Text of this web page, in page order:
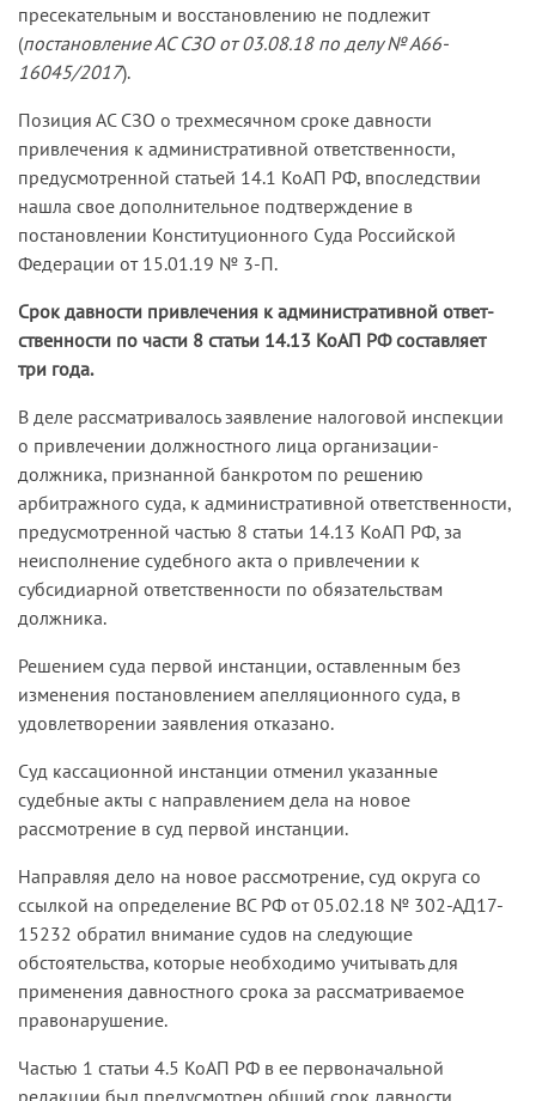
пресекательным и восстановлению не подлежит
(постановление АС СЗО от 03.08.18 по делу № А66-
16045/2017).
Позиция АС СЗО о трехмесячном сроке давности
привлечения к административной ответственности,
предусмотренной статьей 14.1 КоАП РФ, впоследствии
нашла свое дополнительное подтверждение в
постановлении Конституционного Суда Российской
Федерации от 15.01.19 № 3-П.
Срок давности привлечения к административной ответ­
ственности по части 8 статьи 14.13 КоАП РФ составляет
три года.
В деле рассматривалось заявление налоговой инспекции
о привлечении должностного лица организации-
должника, признанной банкротом по решению
арбитражного суда, к административной ответственности,
предусмотренной частью 8 статьи 14.13 КоАП РФ, за
неисполнение судебного акта о привлечении к
субсидиарной ответственности по обязательствам
должника.
Решением суда первой инстанции, оставленным без
изменения постановлением апелляционного суда, в
удовлетворении заявления отказано.
Суд кассационной инстанции отменил указанные
судебные акты с направлением дела на новое
рассмотрение в суд первой инстанции.
Направляя дело на новое рассмотрение, суд округа со
ссылкой на определение ВС РФ от 05.02.18 № 302-АД17-
15232 обратил внимание судов на следующие
обстоятельства, которые необходимо учитывать для
применения давностного срока за рассматриваемое
правонарушение.
Частью 1 статьи 4.5 КоАП РФ в ее первоначальной
редакции был предусмотрен общий срок давности